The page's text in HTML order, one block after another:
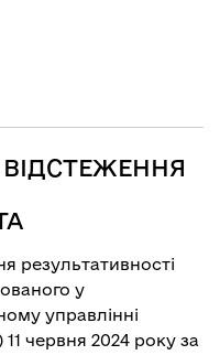
результативності
у
управлінні
11 червня 2024 року за